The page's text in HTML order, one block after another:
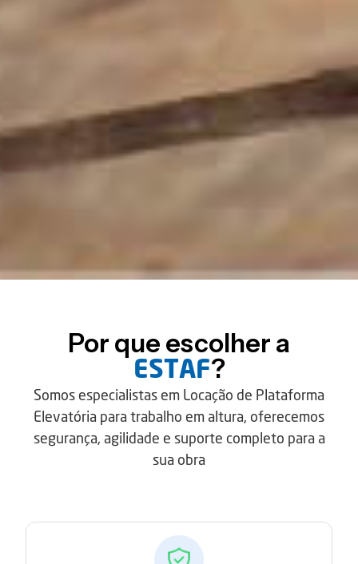
Por que escolher a
ESTAF?
Somos especialistas em Locação de Plataforma
Elevatória para trabalho em altura, oferecemos
segurança, agilidade e suporte completo para a
sua obra